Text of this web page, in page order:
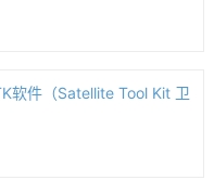
软件（Satellite Tool Kit 卫